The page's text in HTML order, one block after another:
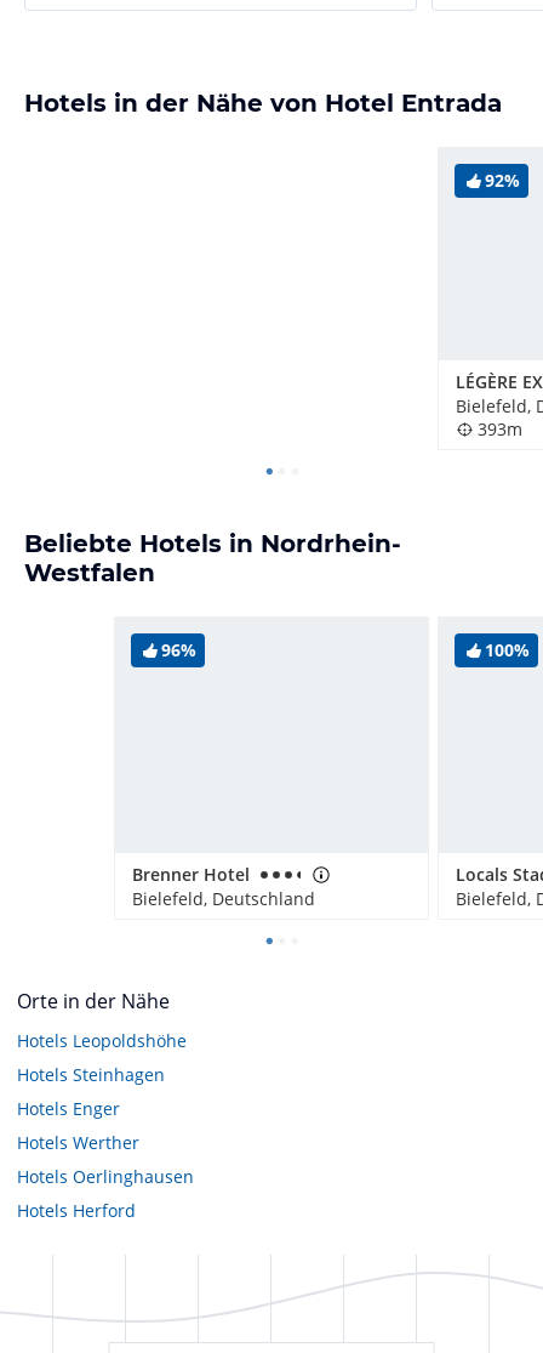
Hotels in der Nähe von Hotel Entrada
92%
Bielefeld,
393m
Beliebte Hotels in Nordrhein-
Westfalen
96%
Brenner Hotel
Bielefeld, Deutschland
100%
Bielefeld,
Orte in der Nähe
Hotels Leopoldshöhe
Hotels Steinhagen
Hotels Enger
Hotels Werther
Hotels Oerlinghausen
Hotels Herford